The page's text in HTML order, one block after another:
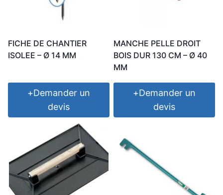
FICHE DE CHANTIER
ISOLEE – Ø 14 MM
+Demander un
devis
MANCHE PELLE DROIT
BOIS DUR 130 CM – Ø 40
MM
+Demander un
devis